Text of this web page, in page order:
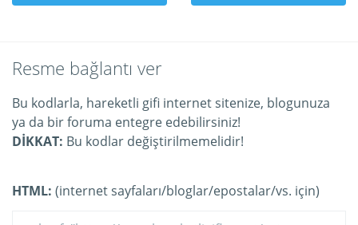
Resme bağlantı ver
Bu kodlarla, hareketli gifi internet sitenize, blogunuza
ya da bir foruma entegre edebilirsiniz!
DİKKAT: Bu kodlar değiştirilmemelidir!
HTML: (internet sayfaları/bloglar/epostalar/vs. için)